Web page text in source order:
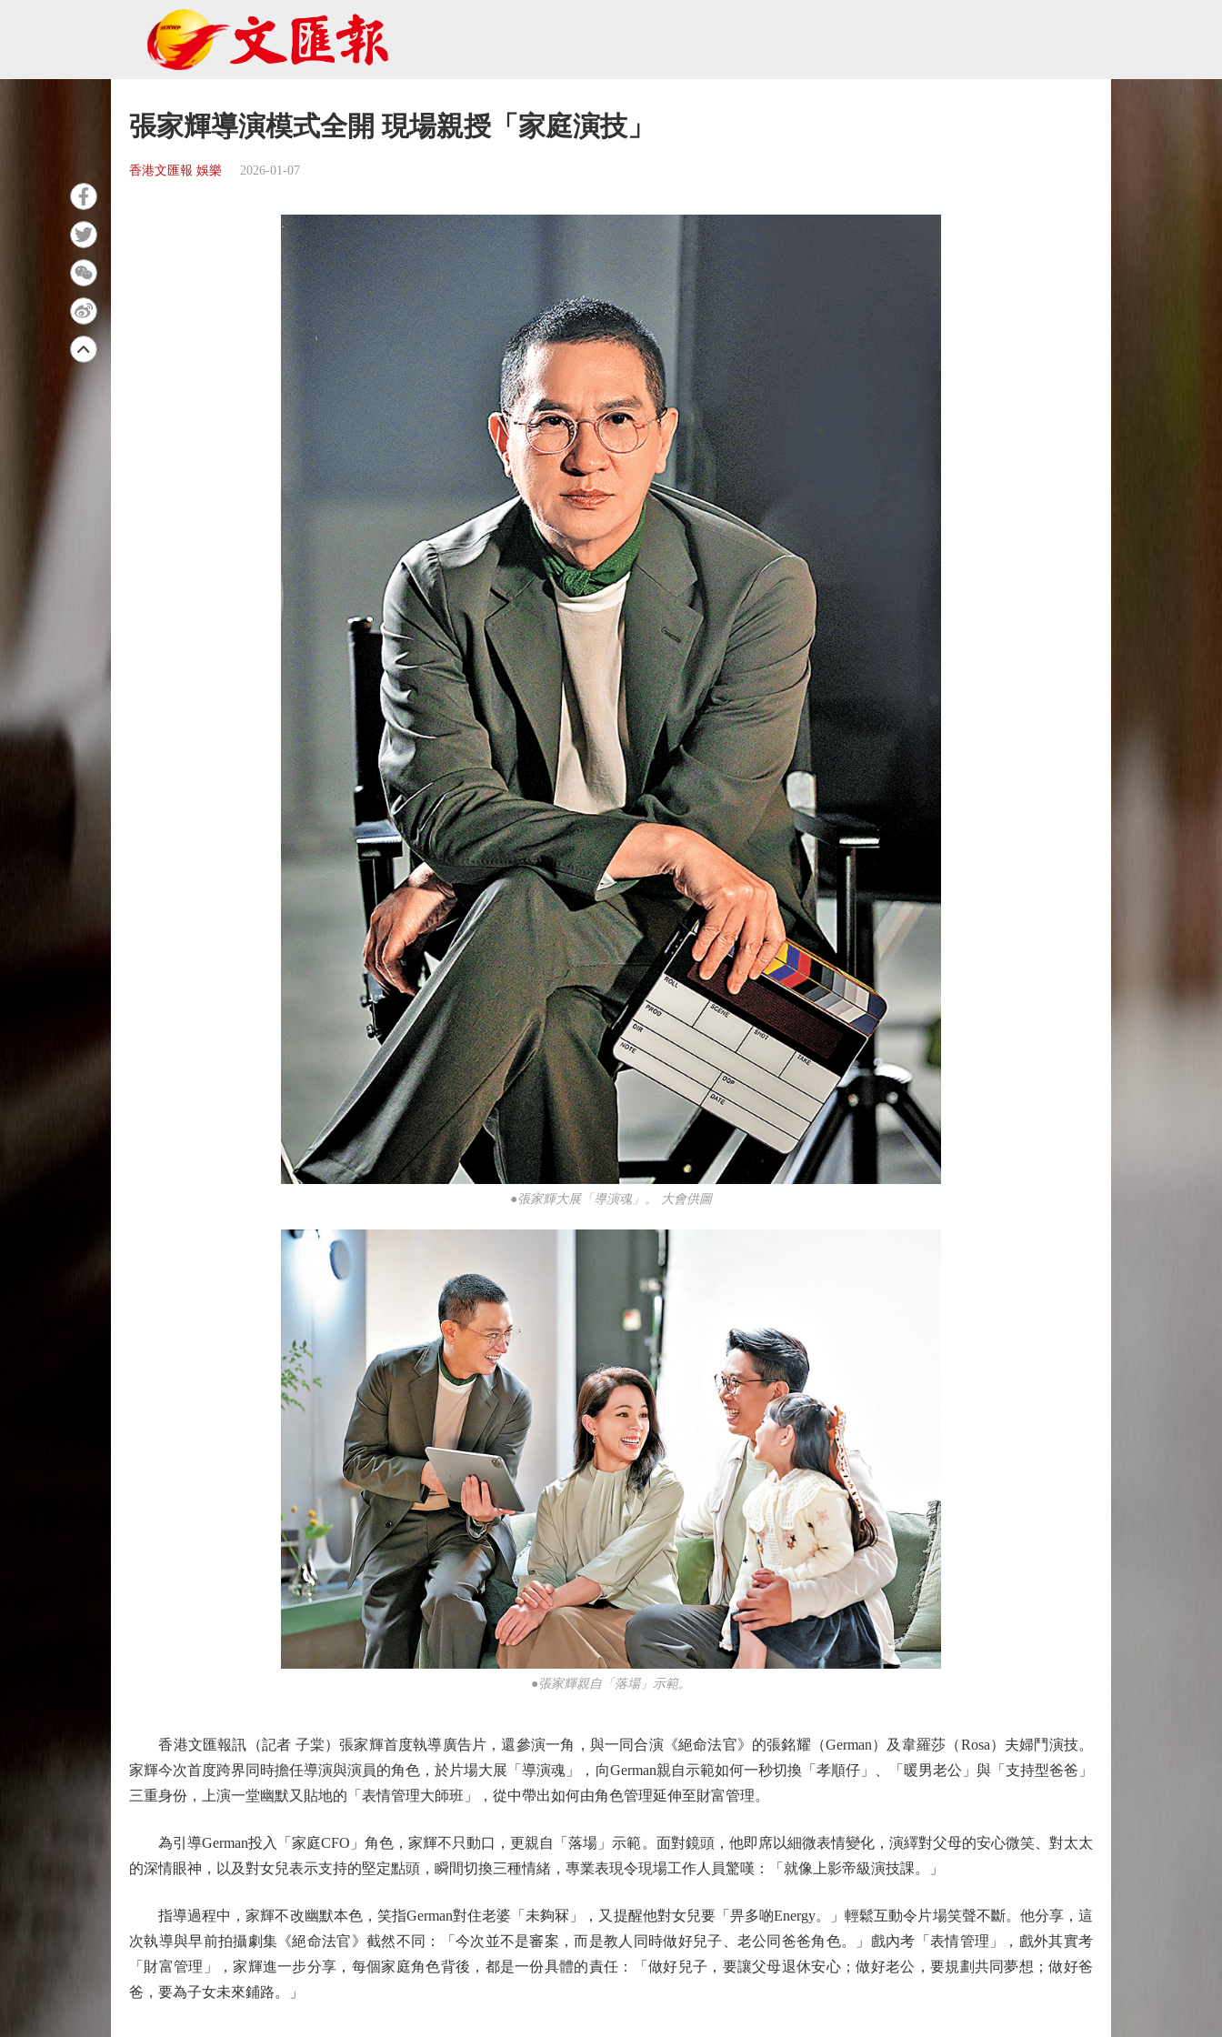
張家輝導演模式全開 現場親授「家庭演技」
香港文匯報 娛樂 2026-01-07
●張家輝大展「導演魂」。 大會供圖
●張家輝親自「落場」示範。
香港文匯報訊（記者 子棠）張家輝首度執導廣告片，還參演一角，與一同合演《絕命法官》的張銘耀（German）及韋羅莎（Rosa）夫婦鬥演技。
家輝今次首度跨界同時擔任導演與演員的角色，於片場大展「導演魂」，向German親自示範如何一秒切換「孝順仔」、「暖男老公」與「支持型爸爸」
三重身份，上演一堂幽默又貼地的「表情管理大師班」，從中帶出如何由角色管理延伸至財富管理。
為引導German投入「家庭CFO」角色，家輝不只動口，更親自「落場」示範。面對鏡頭，他即席以細微表情變化，演繹對父母的安心微笑、對太太
的深情眼神，以及對女兒表示支持的堅定點頭，瞬間切換三種情緒，專業表現令現場工作人員驚嘆：「就像上影帝級演技課。」
指導過程中，家輝不改幽默本色，笑指German對住老婆「未夠冧」，又提醒他對女兒要「畀多啲Energy。」輕鬆互動令片場笑聲不斷。他分享，這
次執導與早前拍攝劇集《絕命法官》截然不同：「今次並不是審案，而是教人同時做好兒子、老公同爸爸角色。」戲內考「表情管理」，戲外其實考
「財富管理」，家輝進一步分享，每個家庭角色背後，都是一份具體的責任：「做好兒子，要讓父母退休安心；做好老公，要規劃共同夢想；做好爸
爸，要為子女未來鋪路。」